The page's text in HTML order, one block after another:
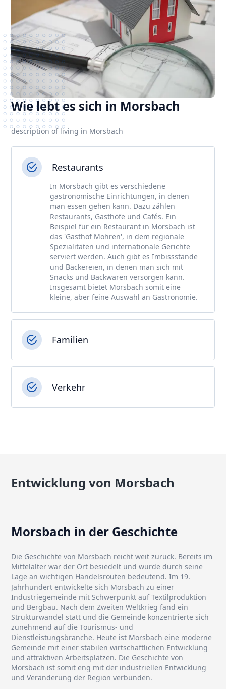
Wie lebt es sich in Morsbach
description of living in Morsbach
Restaurants
In Morsbach gibt es verschiedene
gastronomische Einrichtungen, in denen
man essen gehen kann. Dazu zählen
Restaurants, Gasthöfe und Cafés. Ein
Beispiel für ein Restaurant in Morsbach ist
das 'Gasthof Mohren', in dem regionale
Spezialitäten und internationale Gerichte
serviert werden. Auch gibt es Imbissstände
und Bäckereien, in denen man sich mit
Snacks und Backwaren versorgen kann.
Insgesamt bietet Morsbach somit eine
kleine, aber feine Auswahl an Gastronomie.
Familien
Verkehr
Entwicklung von Morsbach
Morsbach in der Geschichte
Die Geschichte von Morsbach reicht weit zurück. Bereits im
Mittelalter war der Ort besiedelt und wurde durch seine
Lage an wichtigen Handelsrouten bedeutend. Im 19.
Jahrhundert entwickelte sich Morsbach zu einer
Industriegemeinde mit Schwerpunkt auf Textilproduktion
und Bergbau. Nach dem Zweiten Weltkrieg fand ein
Strukturwandel statt und die Gemeinde konzentrierte sich
zunehmend auf die Tourismus- und
Dienstleistungsbranche. Heute ist Morsbach eine moderne
Gemeinde mit einer stabilen wirtschaftlichen Entwicklung
und attraktiven Arbeitsplätzen. Die Geschichte von
Morsbach ist somit eng mit der industriellen Entwicklung
und Veränderung der Region verbunden.